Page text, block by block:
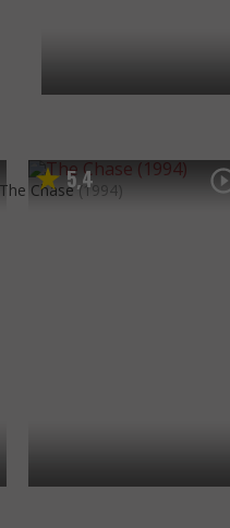
5,4
The Chase (1994)